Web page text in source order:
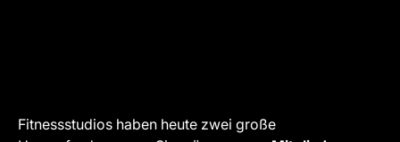
Fitnessstudios haben heute zwei große